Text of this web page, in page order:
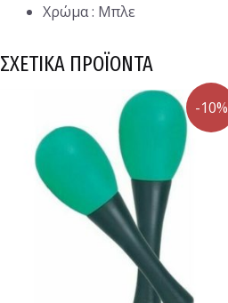
Χρώμα : Μπλε
ΣΧΕΤΙΚΆ ΠΡΟΪΌΝΤΑ
-10%